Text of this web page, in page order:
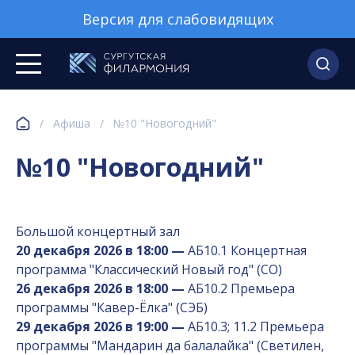
Версия для слабовидящих
/ Афиша / №10 "Новогодний"
№10 "Новогодний"
Большой концертный зал
20 декабря 2026 в 18:00 — АБ10.1 Концертная
программа "Классический Новый год" (СО)
26 декабря 2026 в 18:00 — АБ10.2 Премьера
программы "Кавер-Ёлка" (СЭБ)
29 декабря 2026 в 19:00 — АБ10.3; 11.2 Премьера
программы "Мандарин да балалайка" (Светилен,